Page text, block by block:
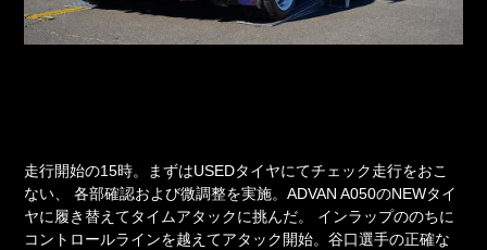
走行開始の15時。まずはUSEDタイヤにてチェック走行をおこ
ない、
各部確認および微調整を実施。ADVAN A050のNEWタイ
ヤに履き替えてタイムアタックに挑んだ。
インラップののちに
コントロールラインを越えてアタック開始。谷口選手の正確な